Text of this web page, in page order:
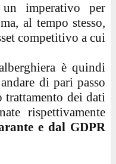
imperativo per
al tempo stesso,
competitivo a cui
è quindi
di pari passo
dei dati
rispettivamente
e dal GDPR